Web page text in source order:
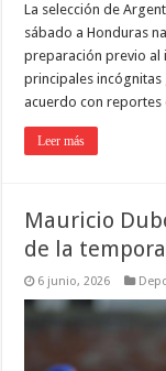
La selección de
sábado a Honduras
preparación previo al
principales incógnitas
acuerdo con
Leer más
Mauricio
de la
6 junio, 2026